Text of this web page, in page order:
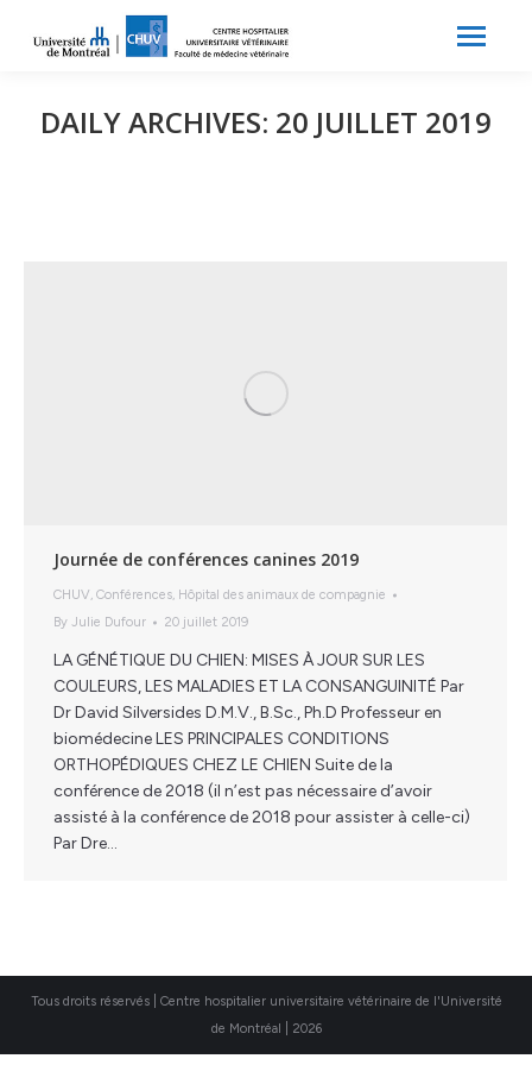
DAILY ARCHIVES: 20 JUILLET 2019
Journée de conférences canines 2019
CHUV, Conférences, Hôpital des animaux de compagnie
By Julie Dufour 20 juillet 2019
LA GÉNÉTIQUE DU CHIEN: MISES À JOUR SUR LES
COULEURS, LES MALADIES ET LA CONSANGUINITÉ Par
Dr David Silversides D.M.V., B.Sc., Ph.D Professeur en
biomédecine LES PRINCIPALES CONDITIONS
ORTHOPÉDIQUES CHEZ LE CHIEN Suite de la
conférence de 2018 (il n’est pas nécessaire d’avoir
assisté à la conférence de 2018 pour assister à celle-ci)
Par Dre…
Tous droits réservés | Centre hospitalier universitaire vétérinaire de l'Université
de Montréal | 2026